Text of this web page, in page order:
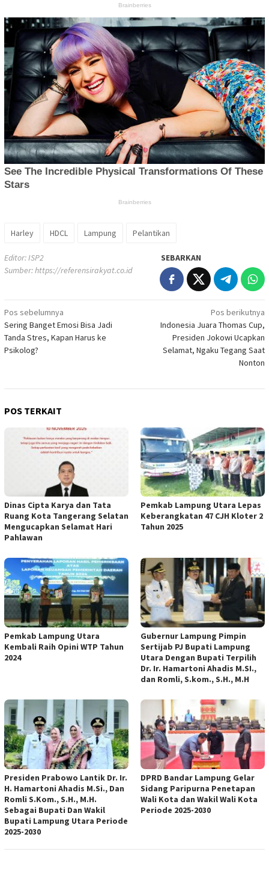
Harley HDCL Lampung Pelantikan
Editor: ISP2
Sumber:https://referensirakyat.co.id
SEBARKAN
Navigasi
pos
Pos sebelumnya
Sering Banget Emosi Bisa Jadi
Tanda Stres, Kapan Harus ke
Psikolog?
Pos berikutnya
Indonesia Juara Thomas Cup,
Presiden Jokowi Ucapkan
Selamat, Ngaku Tegang Saat
Nonton
POS TERKAIT
Dinas Cipta Karya dan Tata
Ruang Kota Tangerang Selatan
Mengucapkan Selamat Hari
Pahlawan
Pemkab Lampung Utara Lepas
Keberangkatan 47 CJH Kloter 2
Tahun 2025
Pemkab Lampung Utara
Kembali Raih Opini WTP Tahun
2024
Gubernur Lampung Pimpin
Sertijab PJ Bupati Lampung
Utara Dengan Bupati Terpilih
Dr. Ir. Hamartoni Ahadis M.SI.,
dan Romli, S.kom., S.H., M.H
Presiden Prabowo Lantik Dr. Ir.
H. Hamartoni Ahadis M.Si., Dan
Romli S.Kom., S.H., M.H.
Sebagai Bupati Dan Wakil
Bupati Lampung Utara Periode
2025-2030
DPRD Bandar Lampung Gelar
Sidang Paripurna Penetapan
Wali Kota dan Wakil Wali Kota
Periode 2025-2030